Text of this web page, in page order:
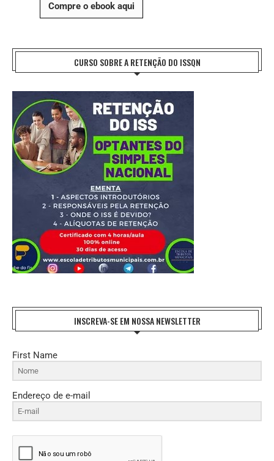
Compre o ebook aqui
CURSO SOBRE A RETENÇÃO DO ISSQN
INSCREVA-SE EM NOSSA NEWSLETTER
First Name
Endereço de e-mail